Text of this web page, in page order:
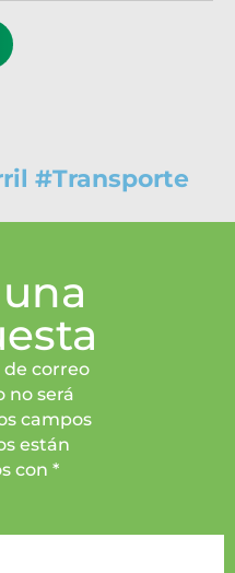
#Transporte
de correo
no será
campos
están
con *